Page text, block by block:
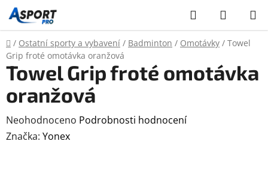
Přejít
na
obsah
Hledat
KOŠÍK
Domů
/ Ostatní sporty a vybavení / Badminton / Omotávky / Towel
Grip froté omotávka oranžová
Towel Grip froté omotávka
oranžová
Průměrné
hodnocení
Neohodnoceno Podrobnosti hodnocení
Značka: Yonex